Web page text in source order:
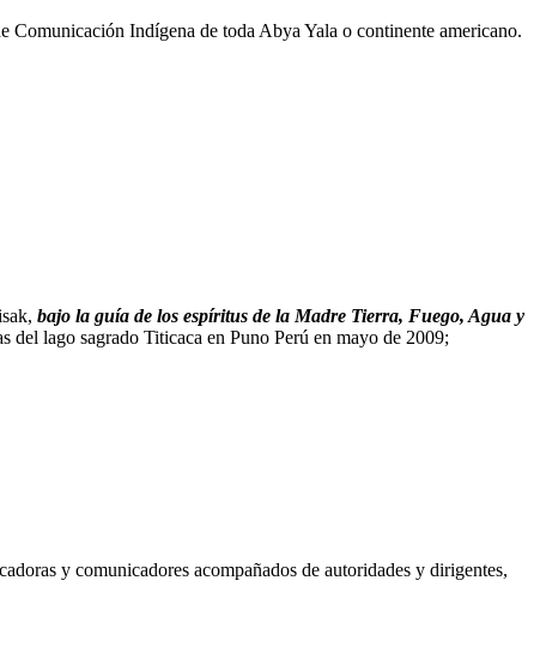
Indígena de toda Abya Yala o continente americano.
bajo la guía de los espíritus de la Madre Tierra, Fuego, Agua y
lago sagrado Titicaca en Puno Perú en mayo de 2009;
y comunicadores acompañados de autoridades y dirigentes,